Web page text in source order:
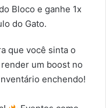
Bloco e ganhe 1x
do Gato.
que você sinta o
um boost no
enchendo!